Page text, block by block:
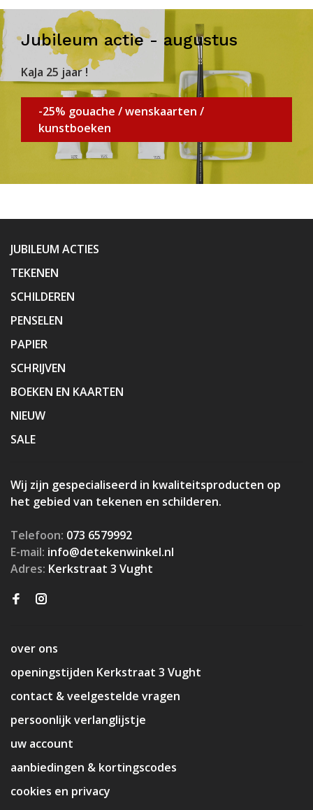
Jubileum actie - augustus
KaJa 25 jaar !
-25% gouache / wenskaarten /
kunstboeken
JUBILEUM ACTIES
TEKENEN
SCHILDEREN
PENSELEN
PAPIER
SCHRIJVEN
BOEKEN EN KAARTEN
NIEUW
SALE
Wij zijn gespecialiseerd in kwaliteitsproducten op
het gebied van tekenen en schilderen.
Telefoon: 073 6579992
E-mail: info@detekenwinkel.nl
Adres: Kerkstraat 3 Vught
over ons
openingstijden Kerkstraat 3 Vught
contact & veelgestelde vragen
persoonlijk verlanglijstje
uw account
aanbiedingen & kortingscodes
cookies en privacy